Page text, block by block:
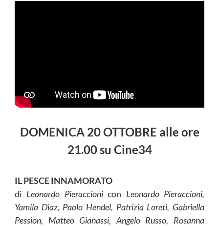
DOMENICA 20 OTTOBRE alle ore
21.00 su Cine34
IL PESCE INNAMORATO
di Leonardo Pieraccionicon Leonardo Pieraccioni,
Yamila Diaz, Paolo Hendel, Patrizia Loreti, Gabriella
Pession, Matteo Gianassi, Angelo Russo, Rosanna